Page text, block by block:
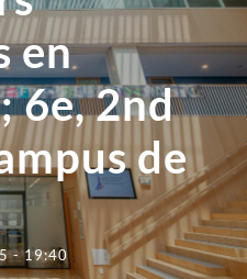
en
6e, 2nd
de
-19:40